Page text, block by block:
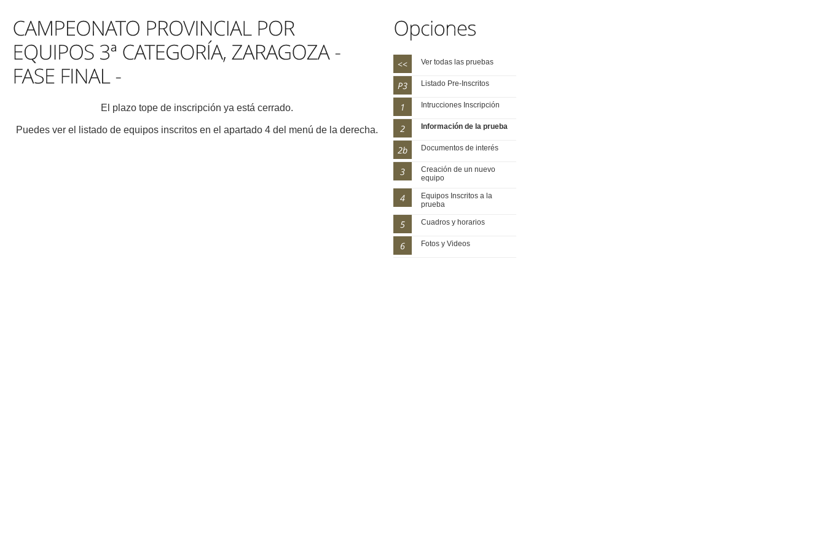
El plazo tope de inscripción ya está cerrado.
Puedes ver el listado de equipos inscritos en el apartado 4 del menú de la derecha.
Ver todas las pruebas
Listado Pre-Inscritos
Intrucciones Inscripción
Información de la prueba
Documentos de interés
Creación de un nuevo
equipo
Equipos Inscritos a la
prueba
Cuadros y horarios
Fotos y Videos